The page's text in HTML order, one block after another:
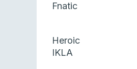
Fnatic
Heroic
IKLA